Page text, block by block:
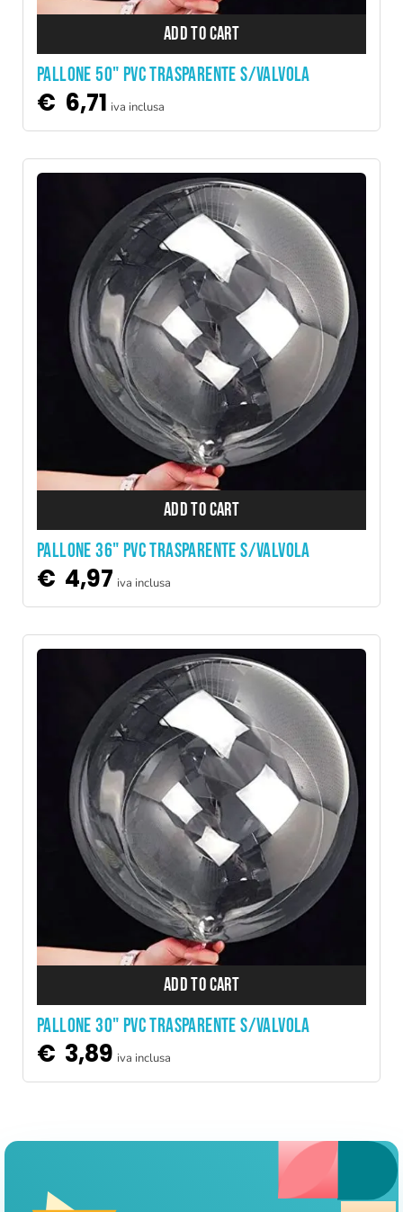
ADD TO CART
PALLONE 50" PVC TRASPARENTE S/VALVOLA
€ 6,71 iva inclusa
ADD TO CART
PALLONE 36" PVC TRASPARENTE S/VALVOLA
€ 4,97 iva inclusa
ADD TO CART
PALLONE 30" PVC TRASPARENTE S/VALVOLA
€ 3,89 iva inclusa